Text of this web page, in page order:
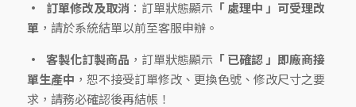
訂單修改及取消 ：訂單狀態顯示 「 處理中 」可受理改
單 ，請於系統結單以前至客服申辦。
客製化訂製商品 ，訂單狀態顯示 「 已確認 」即廠商接
單生產中 ，恕不接受訂單修改、更換色號、修改尺寸之要
求，請務必確認後再結帳！